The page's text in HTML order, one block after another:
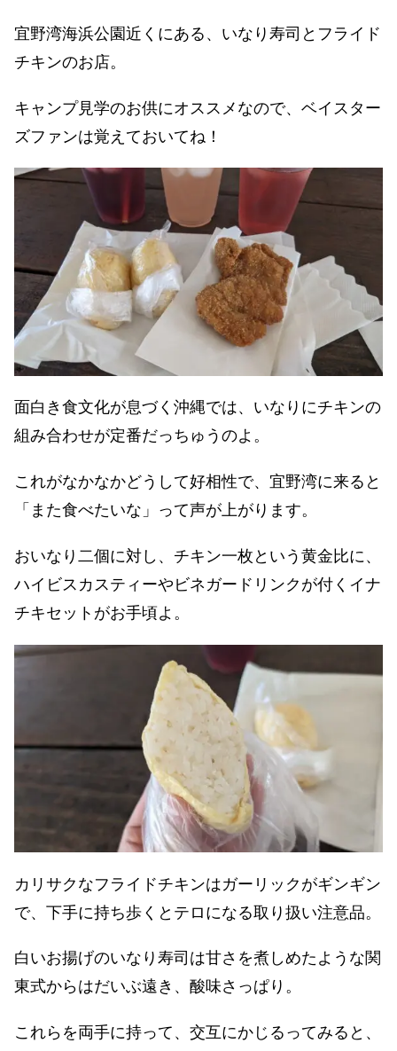
宜野湾海浜公園近くにある、いなり寿司とフライド
チキンのお店。
キャンプ見学のお供にオススメなので、ベイスター
ズファンは覚えておいてね！
面白き食文化が息づく沖縄では、いなりにチキンの
組み合わせが定番だっちゅうのよ。
これがなかなかどうして好相性で、宜野湾に来ると
「また食べたいな」って声が上がります。
おいなり二個に対し、チキン一枚という黄金比に、
ハイビスカスティーやビネガードリンクが付くイナ
チキセットがお手頃よ。
カリサクなフライドチキンはガーリックがギンギン
で、下手に持ち歩くとテロになる取り扱い注意品。
白いお揚げのいなり寿司は甘さを煮しめたような関
東式からはだいぶ遠き、酸味さっぱり。
これらを両手に持って、交互にかじるってみると、